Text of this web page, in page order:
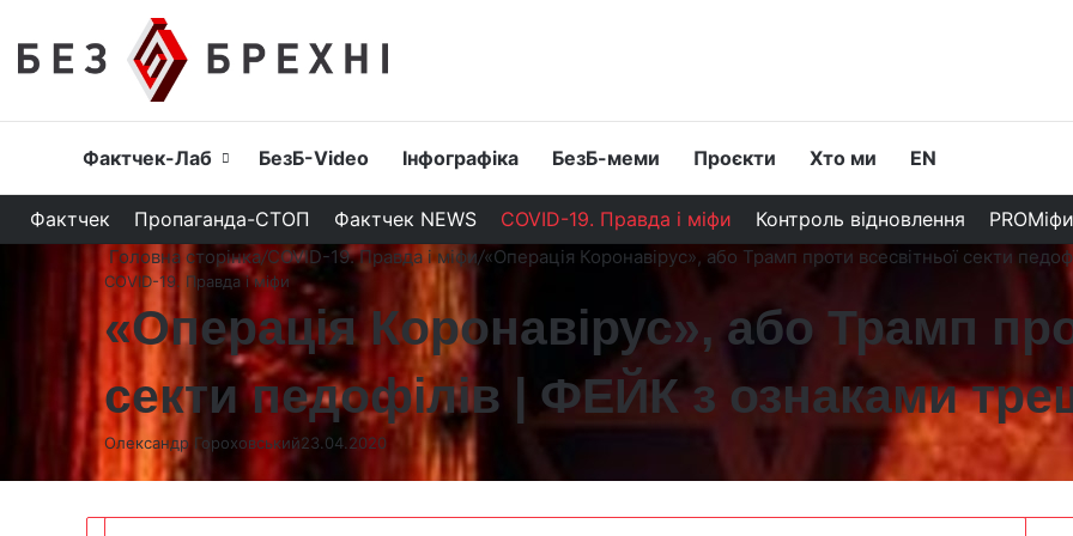
Головна
Фактчек-Лаб БезБ-Video Інфографіка БезБ-меми Проєкти Хто ми EN
Фактчек Пропаганда-СТОП Фактчек NEWS COVID-19. Правда і міфи Контроль відновлення PROМіфи
Головна сторінка/COVID-19. Правда і міфи/«Операція Коронавірус», або Трамп проти всесвітньої секти
COVID-19. Правда і міфи
«Операція Коронавірус», або Трамп
секти педофілів | ФЕЙК з ознаками
Олександр Гороховський23.04.2020